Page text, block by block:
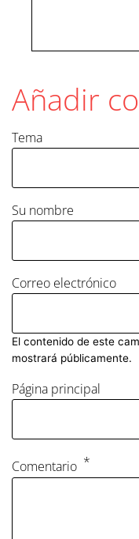
Añadir
Tema
Su nombre
Correo electrónico
El contenido de este
mostrará públicamente.
Página principal
Comentario